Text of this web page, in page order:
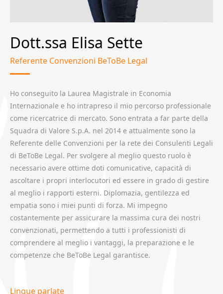
Dott.ssa Elisa Sette
Referente Convenzioni BeToBe Legal
Ho conseguito la Laurea Magistrale in Economia
Internazionale e ho intrapreso il mio percorso professionale
come ricercatrice di mercato. Sono entrata a far parte della
Squadra di Valore S.p.A. nel 2014 e attualmente sono la
Referente delle Convenzioni per la rete dei Consulenti Legali
di BeToBe Legal. Per svolgere al meglio questo ruolo è
necessario avere ottime doti comunicative, capacità di
ascoltare i propri interlocutori ed essere in grado di gestire
al meglio i rapporti esterni. Diplomazia, gentilezza ed
empatia sono i miei punti di forza. Mi impegno
costantemente per assicurare la massima cura dei nostri
convenzionati, permettendo a tutti i professionisti di
comprendere al meglio i vantaggi, la preparazione e le
competenze che BeToBe Legal garantisce.
Lingue parlate